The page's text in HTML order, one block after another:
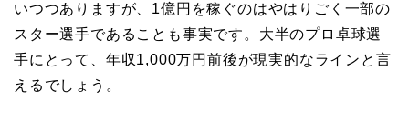
いつつありますが、1億円を稼ぐのはやはりごく一部の
スター選手であることも事実です。大半のプロ卓球選
手にとって、年収1,000万円前後が現実的なラインと言
えるでしょう。